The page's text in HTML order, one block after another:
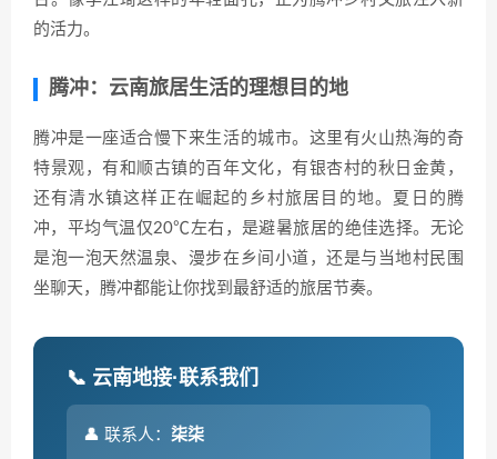
的活力。
腾冲：云南旅居生活的理想目的地
腾冲是一座适合慢下来生活的城市。这里有火山热海的奇
特景观，有和顺古镇的百年文化，有银杏村的秋日金黄，
还有清水镇这样正在崛起的乡村旅居目的地。夏日的腾
冲，平均气温仅20℃左右，是避暑旅居的绝佳选择。无论
是泡一泡天然温泉、漫步在乡间小道，还是与当地村民围
坐聊天，腾冲都能让你找到最舒适的旅居节奏。
📞 云南地接·联系我们
👤 联系人： 柒柒